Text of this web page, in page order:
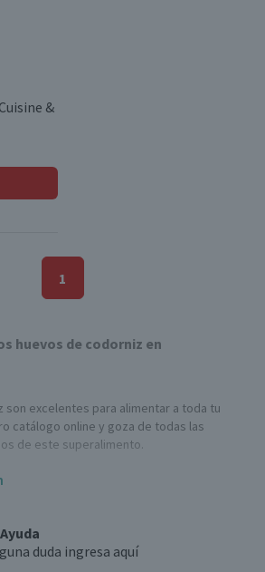
&
1
huevos de codorniz en
son excelentes para alimentar a toda tu
catálogo online y goza de todas las
de este superalimento.
los huevos de codorniz?
en proteínas de alto valor biológico,
grasos esenciales para el organismo.
duda ingresa aquí